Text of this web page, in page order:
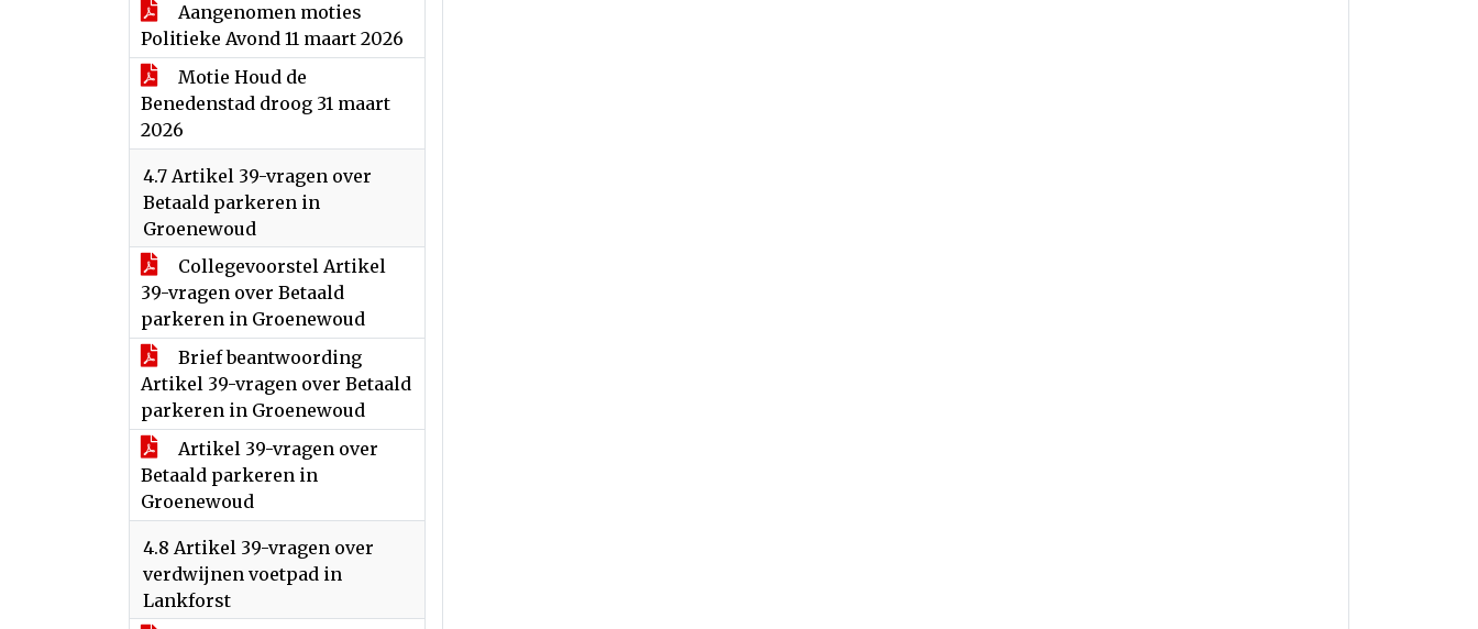
Aangenomen moties
Politieke Avond 11 maart 2026
Motie Houd de
Benedenstad droog 31 maart
2026
4.7 Artikel 39-vragen over
Betaald parkeren in
Groenewoud
Collegevoorstel Artikel
39-vragen over Betaald
parkeren in Groenewoud
Brief beantwoording
Artikel 39-vragen over Betaald
parkeren in Groenewoud
Artikel 39-vragen over
Betaald parkeren in
Groenewoud
4.8 Artikel 39-vragen over
verdwijnen voetpad in
Lankforst